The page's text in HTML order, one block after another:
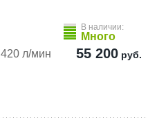
420 л/мин
В наличии:
Много
55 200 руб.